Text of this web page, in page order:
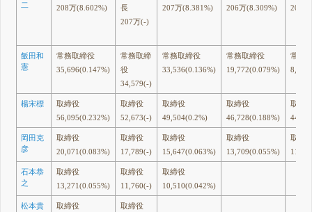
二
208万(8.602%)
長
207万(-)
207万(8.381%)
206万(8.309%)
206
飯田和
憲
常務取締役
35,696(0.147%)
常務取締
役
34,579(-)
常務取締役
33,536(0.136%)
常務取締役
19,772(0.079%)
常務
楊宋標
取締役
56,095(0.232%)
取締役
52,673(-)
取締役
49,504(0.2%)
取締役
46,728(0.188%)
取締
岡田克
彦
取締役
20,071(0.083%)
取締役
17,789(-)
取締役
15,647(0.063%)
取締役
13,709(0.055%)
取締
石本恭
之
取締役
13,271(0.055%)
取締役
11,760(-)
取締役
10,510(0.042%)
松本貴
取締役
取締役